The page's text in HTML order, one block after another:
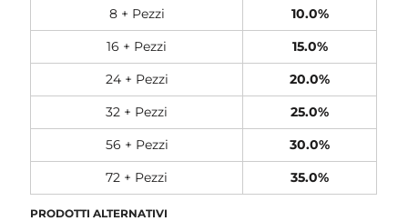
8 + Pezzi
10.0%
16 + Pezzi
15.0%
24 + Pezzi
20.0%
32 + Pezzi
25.0%
56 + Pezzi
30.0%
72 + Pezzi
35.0%
PRODOTTI ALTERNATIVI